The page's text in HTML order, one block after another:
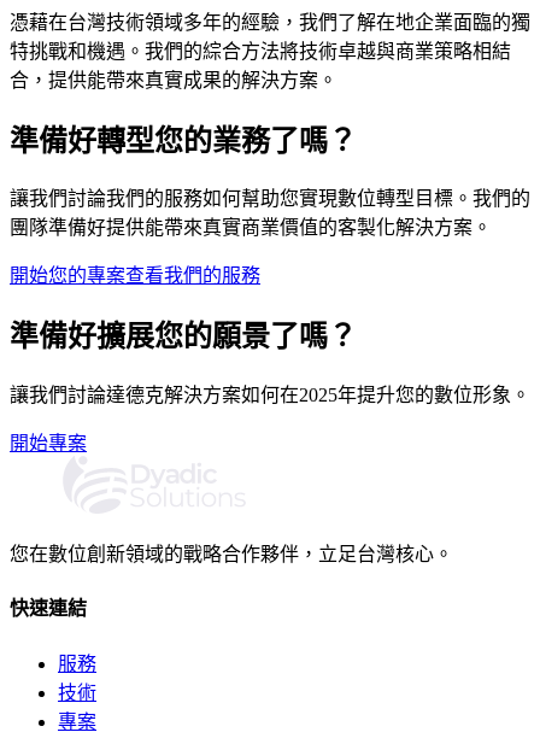
憑藉在台灣技術領域多年的經驗，我們了解在地企業面臨的獨
特挑戰和機遇。我們的綜合方法將技術卓越與商業策略相結
合，提供能帶來真實成果的解決方案。
準備好轉型您的業務了嗎？
讓我們討論我們的服務如何幫助您實現數位轉型目標。我們的
團隊準備好提供能帶來真實商業價值的客製化解決方案。
開始您的專案查看我們的服務
準備好擴展您的願景了嗎？
讓我們討論達德克解決方案如何在2025年提升您的數位形象。
開始專案
您在數位創新領域的戰略合作夥伴，立足台灣核心。
快速連結
服務
技術
專案